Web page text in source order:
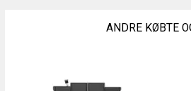
ANDRE KØBTE